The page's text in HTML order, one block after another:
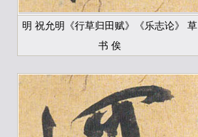
明 祝允明《行草归田赋》《乐志论》 草
书 俟